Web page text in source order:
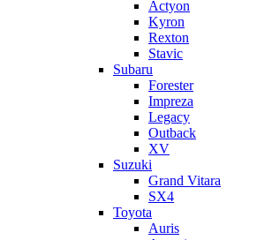
Actyon
Kyron
Rexton
Stavic
Subaru
Forester
Impreza
Legacy
Outback
XV
Suzuki
Grand Vitara
SX4
Toyota
Auris